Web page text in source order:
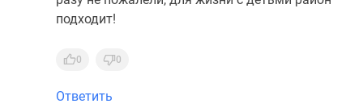
подходит!
0 0
Ответить